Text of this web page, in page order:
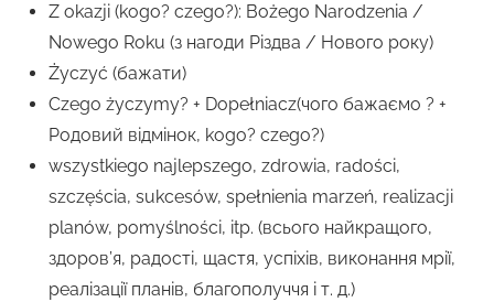
Z okazji (kogo? czego?): Bożego Narodzenia /
Nowego Roku (з нагоди Різдва / Нового року)
Życzyć (бажати)
Czego życzymy? + Dopełniacz(чого бажаємо ? +
Родовий відмінок, kogo? czego?)
wszystkiego najlepszego, zdrowia, radości,
szczęścia, sukcesów, spełnienia marzeń, realizacji
planów, pomyślności, itp. (всього найкращого,
здоров’я, радості, щастя, успіхів, виконання мрії,
реалізації планів, благополуччя і т. д.)